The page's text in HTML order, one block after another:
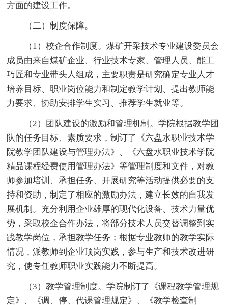
方面的建设工作。
（二）制度保障。
（1）校企合作制度。煤矿开采技术专业建设委员会
成员由来自煤矿企业、行业技术专家、管理人员、能工
巧匠和专业带头人组成，主要职责是研究确定专业人才
培养目标、职业岗位能力和制定教学计划、提出教师能
力要求、协助安排学生实习、推荐学生就业等。
（2）团队建设的激励和管理机制。学院根据教学团
队的任务目标、素质要求，制订了《六盘水职业技术学
院教学团队建设与管理办法》、《六盘水职业技术学院
精品课程经费使用管理办法》等管理制度和文件，对教
师参加培训、承担任务、开展研究等活动提供必要的支
持和资助，制定了相应的激励办法，建立长效的自我发
展机制。充分利用企业雄厚的现代化设备、技术力量优
势，采取校企合作办法，将部分技术人员交替调整到实
践教学岗位，承担教学任务；根据专业教师的教学实际
情况，派教师到企业顶岗实践，参与生产和技术改进研
究，使专任教师职业实践能力不断提高。
（3）教学管理制度。学院制订了《课程教学管理规
定》、《调、停、代课管理规定》、《教学检查制